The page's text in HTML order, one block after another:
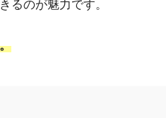
るのが魅力です。